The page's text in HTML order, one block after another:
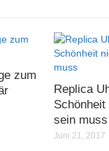
zum
Replica
sein muss
Juni 21, 2017